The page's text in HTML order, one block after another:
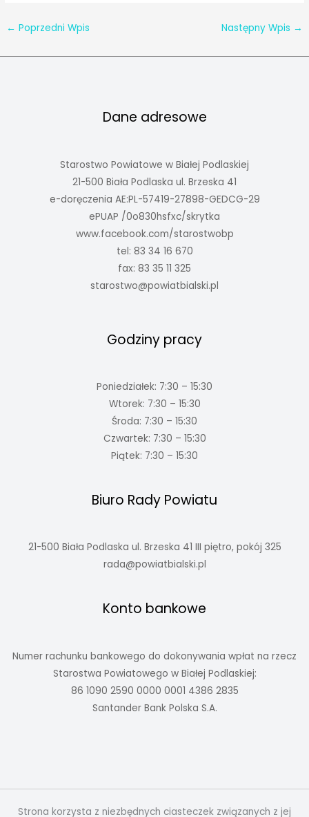
← Poprzedni Wpis Następny Wpis →
Dane adresowe
Starostwo Powiatowe w Białej Podlaskiej
21-500 Biała Podlaska ul. Brzeska 41
e-doręczenia AE:PL-57419-27898-GEDCG-29
ePUAP /0o830hsfxc/skrytka
www.facebook.com/starostwobp
tel: 83 34 16 670
fax: 83 35 11 325
starostwo@powiatbialski.pl
Godziny pracy
Poniedziałek: 7:30 – 15:30
Wtorek: 7:30 – 15:30
Środa: 7:30 – 15:30
Czwartek: 7:30 – 15:30
Piątek: 7:30 – 15:30
Biuro Rady Powiatu
21-500 Biała Podlaska ul. Brzeska 41 III piętro, pokój 325
rada@powiatbialski.pl
Konto bankowe
Numer rachunku bankowego do dokonywania wpłat na rzecz
Starostwa Powiatowego w Białej Podlaskiej:
86 1090 2590 0000 0001 4386 2835
Santander Bank Polska S.A.
Strona korzysta z niezbędnych ciasteczek związanych z jej